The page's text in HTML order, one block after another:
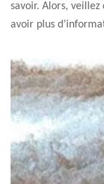
savoir. Alors,
avoir plus